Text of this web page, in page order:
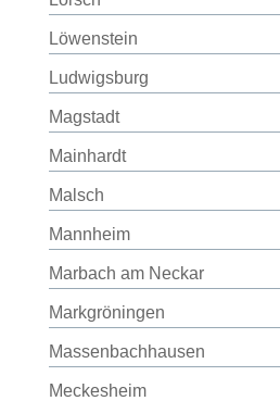
Löwenstein
Ludwigsburg
Magstadt
Mainhardt
Malsch
Mannheim
Marbach am Neckar
Markgröningen
Massenbachhausen
Meckesheim